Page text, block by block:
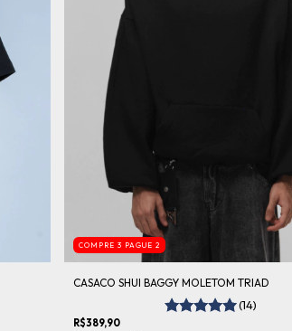
COMPRE 3 PAGUE 2
CASACO SHUI BAGGY MOLETOM TRIAD
(14)
R$389,90